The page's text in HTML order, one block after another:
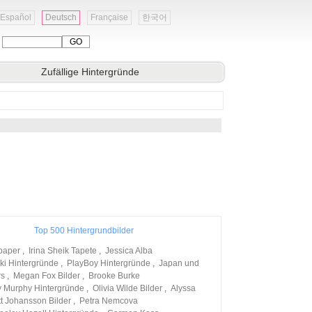
Español Deutsch Française 한국어
Zufällige Hintergründe
Top 500 Hintergrundbilder
, Irina Sheik Tapete , Jessica Alba
Hintergründe , PlayBoy Hintergründe , Japan und
, Megan Fox Bilder , Brooke Burke
Murphy Hintergründe , Olivia Wilde Bilder , Alyssa
Johansson Bilder , Petra Nemcova